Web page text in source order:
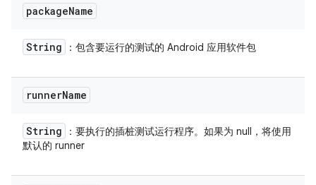
packageName
String ：包含要运行的测试的 Android 应用软件包
runnerName
String
：要执行的插桩测试运行程序。如果为 null，将使用
默认的 runner